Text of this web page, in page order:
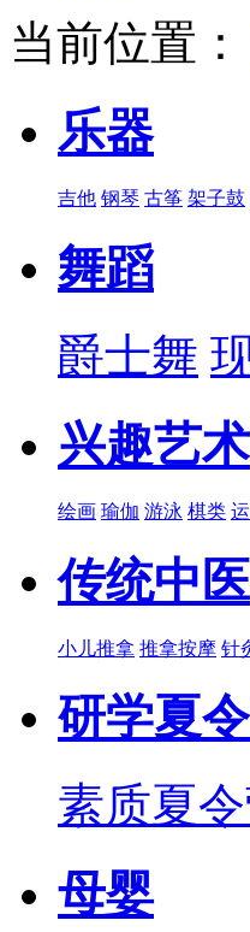
当前位置：
乐器
吉他 钢琴 古筝 架子鼓
舞蹈
爵士舞
兴趣艺术
绘画 瑜伽 游泳 棋类
传统中医
小儿推拿 推拿按摩 针
研学夏
素质夏
母婴